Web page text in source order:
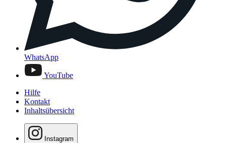
WhatsApp
YouTube
Hilfe
Kontakt
Inhaltsübersicht
Instagram